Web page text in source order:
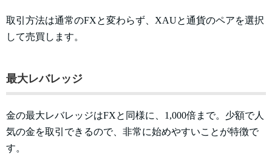
取引方法は通常のFXと変わらず、XAUと通貨のペアを選択
して売買します。
最大レバレッジ
金の最大レバレッジはFXと同様に、1,000倍まで。少額で人
気の金を取引できるので、非常に始めやすいことが特徴で
す。